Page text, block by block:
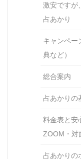
激安ですが
占あかり
キャンペ
典など）
総合案内
占あかりの
料金表
ZOOM・対
占あかりの